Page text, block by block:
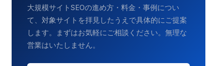
大規模サイトSEOの進め方・料金・事例につい
て、対象サイトを拝見したうえで具体的にご提案
します。まずはお気軽にご相談ください。無理な
営業はいたしません。